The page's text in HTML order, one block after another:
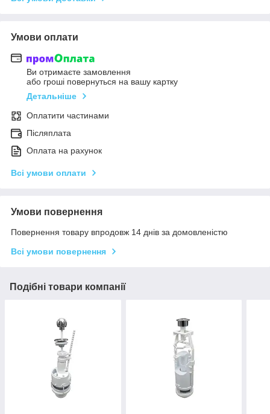
Умови оплати
Ви отримаєте замовлення
або гроші повернуться на вашу картку
Детальніше
Оплатити частинами
Післяплата
Оплата на рахунок
Всі умови оплати
Умови повернення
Повернення товару впродовж 14 днів за домовленістю
Всі умови повернення
Подібні товари компанії